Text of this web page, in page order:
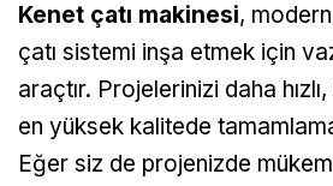
Kenet çatı makinesi,
çatı sistemi inşa etmek için
araçtır. Projelerinizi daha
en yüksek kalitede
Eğer siz de projenizde